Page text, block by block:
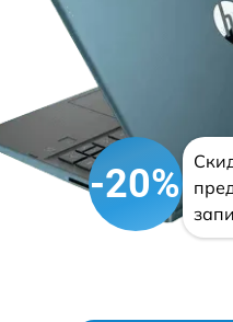
-20%